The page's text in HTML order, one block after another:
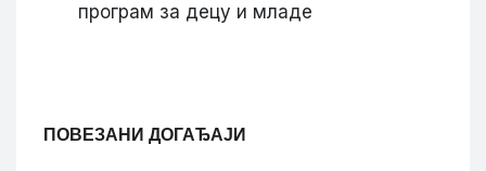
програм за децу и младе
ПОВЕЗАНИ ДОГАЂАЈИ